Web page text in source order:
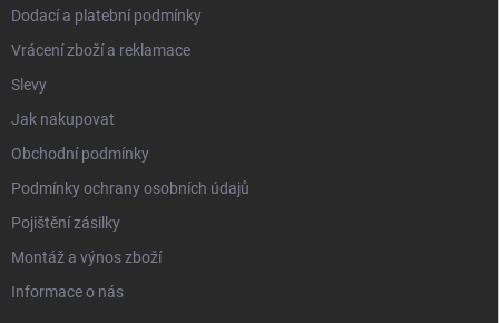
Dodací a platební podmínky
Vrácení zboží a reklamace
Slevy
Jak nakupovat
Obchodní podmínky
Podmínky ochrany osobních údajů
Pojištění zásilky
Montáž a výnos zboží
Informace o nás